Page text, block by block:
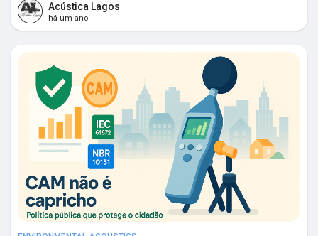
Acústica Lagos
há um ano